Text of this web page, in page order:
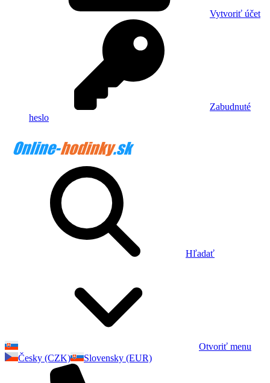
Vytvoriť účet
Zabudnuté
heslo
Hľadať
Otvoriť menu
Česky (CZK)
Slovensky (EUR)